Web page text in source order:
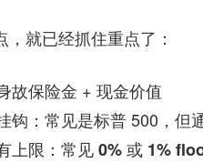
就已经抓住重点了：
故保险金 + 现金价值
钩 ：常见是标普 500，但
上限 ：常见0% 或 1%